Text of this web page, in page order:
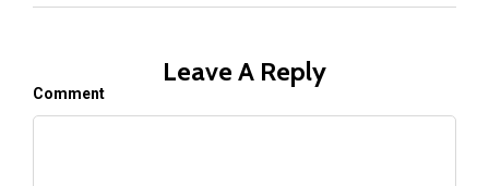
Leave A Reply
Comment